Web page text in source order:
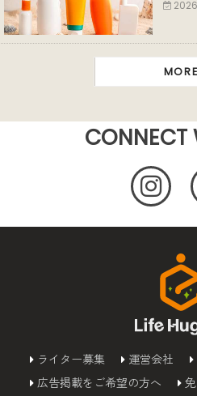
MORE
CONNECT
ライター募集 運営会社
広告掲載をご希望の方へ